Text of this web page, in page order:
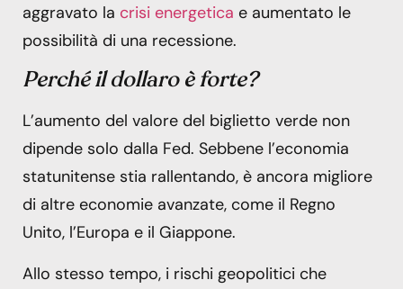
aggravato la crisi energetica e aumentato le
possibilità di una recessione.
Perché il dollaro è forte?
L’aumento del valore del biglietto verde non
dipende solo dalla Fed. Sebbene l’economia
statunitense stia rallentando, è ancora migliore
di altre economie avanzate, come il Regno
Unito, l’Europa e il Giappone.
Allo stesso tempo, i rischi geopolitici che